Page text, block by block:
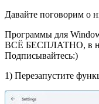
Давайте поговорим о
Программы для
ВСЁ БЕСПЛАТНО, в
Подписывайтесь:)
1) Перезапустите